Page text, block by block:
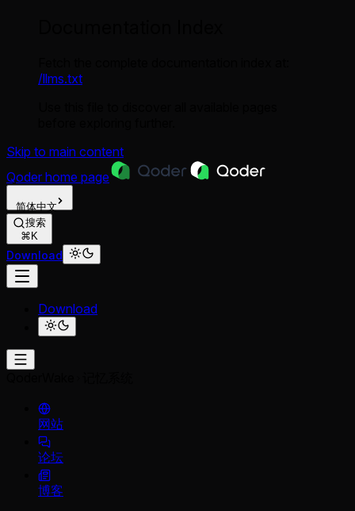
/llms.txt
Skip to main content
Qoder home page
简体中文
搜索
⌘K
Download
Download
网站
论坛
博客